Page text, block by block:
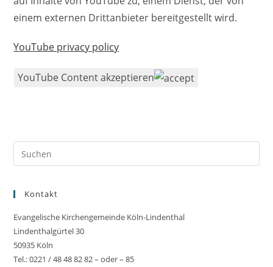
einem externen Drittanbieter bereitgestellt wird.
YouTube privacy policy
YouTube Content akzeptieren
Kontakt
Evangelische Kirchengemeinde Köln-Lindenthal
Lindenthalgürtel 30
50935 Köln
Tel.: 0221 / 48 48 82 82 – oder – 85